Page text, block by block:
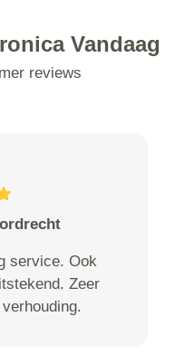
Vandaag
reviews
service. Ook
Zeer